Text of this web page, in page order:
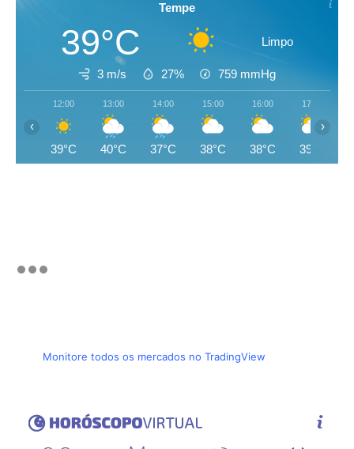
Tempe
39°C Limpo
3 m/s 27% 759 mmHg
12:00
39°C
13:00
40°C
14:00
37°C
15:00
38°C
16:00
38°C
17:00
39°C
‹ ›
Monitore todos os mercados no TradingView